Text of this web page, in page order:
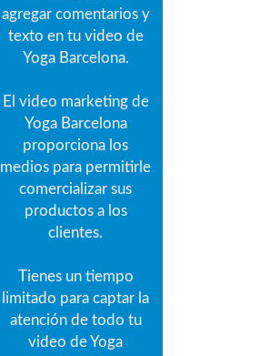
agregar comentarios y
texto en tu video de
Yoga Barcelona.
El video marketing de
Yoga Barcelona
proporciona los
medios para permitirle
comercializar sus
productos a los
clientes.
Tienes un tiempo
limitado para captar la
atención de todo tu
video de Yoga